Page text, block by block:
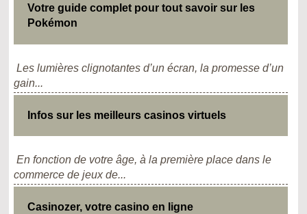
Votre guide complet pour tout savoir sur les
Pokémon
Les lumières clignotantes d’un écran, la promesse d’un
gain...
Infos sur les meilleurs casinos virtuels
En fonction de votre âge, à la première place dans le
commerce de jeux de...
Casinozer, votre casino en ligne